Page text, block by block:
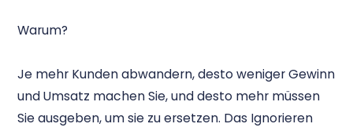
Warum?
Je mehr Kunden abwandern, desto weniger Gewinn
und Umsatz machen Sie, und desto mehr müssen
Sie ausgeben, um sie zu ersetzen. Das Ignorieren